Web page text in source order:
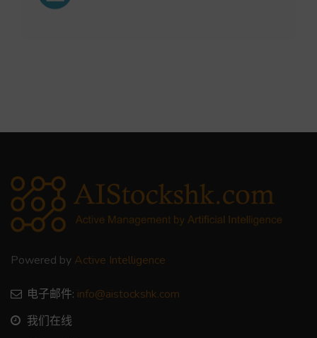
Powered by Active Intelligence
电子邮件: info@aistockshk.com
我们在线